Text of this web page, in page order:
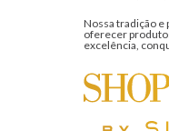
Nossa tradição
oferecer
excelência,